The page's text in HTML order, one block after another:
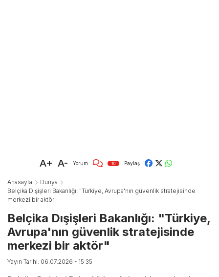
A+ A- Yorum 10 Paylaş
Anasayfa
Dünya
Belçika Dışişleri Bakanlığı: "Türkiye, Avrupa'nın güvenlik stratejisinde
merkezi bir aktör"
Belçika Dışişleri Bakanlığı: "Türkiye,
Avrupa'nın güvenlik stratejisinde
merkezi bir aktör"
Yayın Tarihi: 06.07.2026 - 15:35